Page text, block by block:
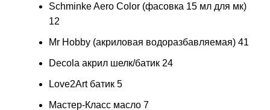
Schminke Aero Color (фасовка 15 мл для мк)
12
Mr Hobby (акриловая водоразбавляемая) 41
Decola акрил шелк/батик 24
Love2Art батик 5
Мастер-Класс масло 7